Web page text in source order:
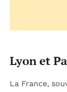
Lyon et
La France,